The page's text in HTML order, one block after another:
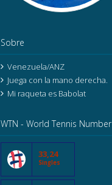
Sobre
Venezuela/ANZ
Juega con la mano derecha.
Mi raqueta es Babolat
WTN - World Tennis Number
33,24
Singles